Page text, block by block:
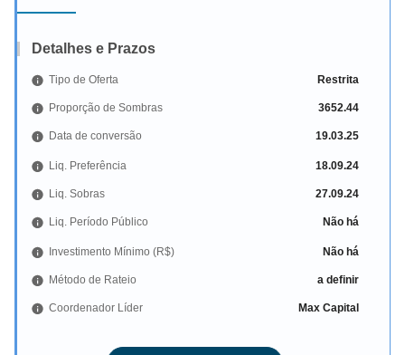
Detalhes e Prazos
Tipo de Oferta Restrita
Proporção de Sombras 3652.44
Data de conversão 19.03.25
Liq. Preferência 18.09.24
Liq. Sobras 27.09.24
Liq. Período Público Não há
Investimento Mínimo (R$) Não há
Método de Rateio a definir
Coordenador Líder Max Capital